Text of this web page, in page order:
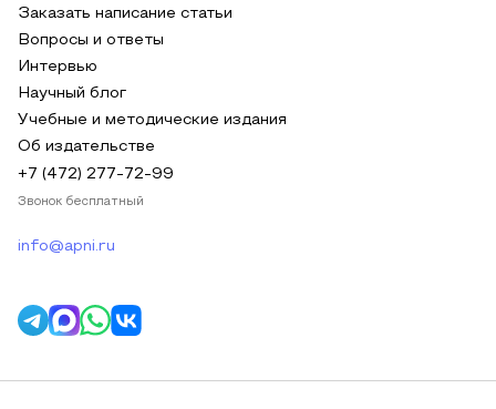
Заказать написание статьи
Вопросы и ответы
Интервью
Научный блог
Учебные и методические издания
Об издательстве
+7 (472) 277-72-99
Звонок бесплатный
info@apni.ru